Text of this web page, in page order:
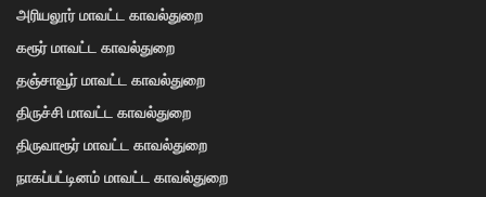
அரியலூர் மாவட்ட காவல்துறை
கரூர் மாவட்ட காவல்துறை
தஞ்சாவூர் மாவட்ட காவல்துறை
திருச்சி மாவட்ட காவல்துறை
திருவாரூர் மாவட்ட காவல்துறை
நாகப்பட்டினம் மாவட்ட காவல்துறை